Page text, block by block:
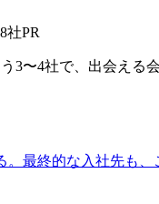
社PR
3〜4社で、出会える
最終的な入社先も、